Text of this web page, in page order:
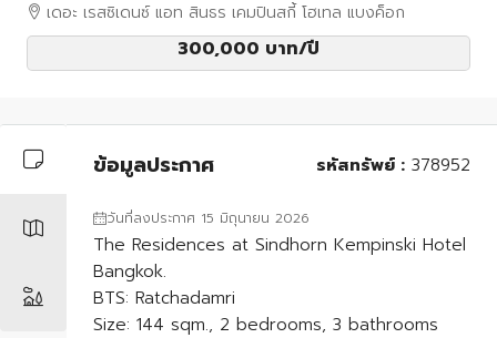
เดอะ เรสซิเดนซ์ แอท สินธร เคมปินสกี้ โฮเทล แบงค็อก
300,000 บาท/ปี
ข้อมูลประกาศ รหัสทรัพย์ : 378952
วันที่ลงประกาศ 15 มิถุนายน 2026
The Residences at Sindhorn Kempinski Hotel
Bangkok.
BTS: Ratchadamri
Size: 144 sqm., 2 bedrooms, 3 bathrooms